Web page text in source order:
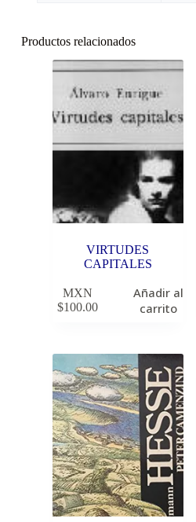
Productos relacionados
VIRTUDES
CAPITALES
MXN
$100.00
Añadir al
carrito